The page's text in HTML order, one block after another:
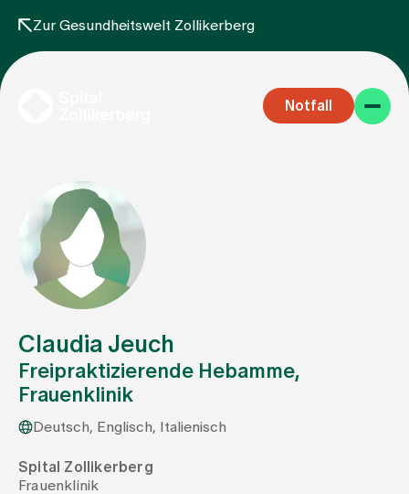
Zur Gesundheitswelt Zollikerberg
Notfall
Fachbereiche
Aufenthalt
Team
Zuweisende
Claudia Jeuch
Freipraktizierende Hebamme,
Frauenklinik
Deutsch, Englisch, Italienisch
Spital Zollikerberg
Frauenklinik